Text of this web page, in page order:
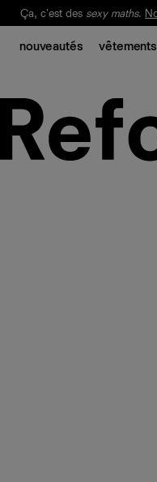
Notre Bilan Responsable
Ça, c'est des sexy maths.
nouveautés vêtements